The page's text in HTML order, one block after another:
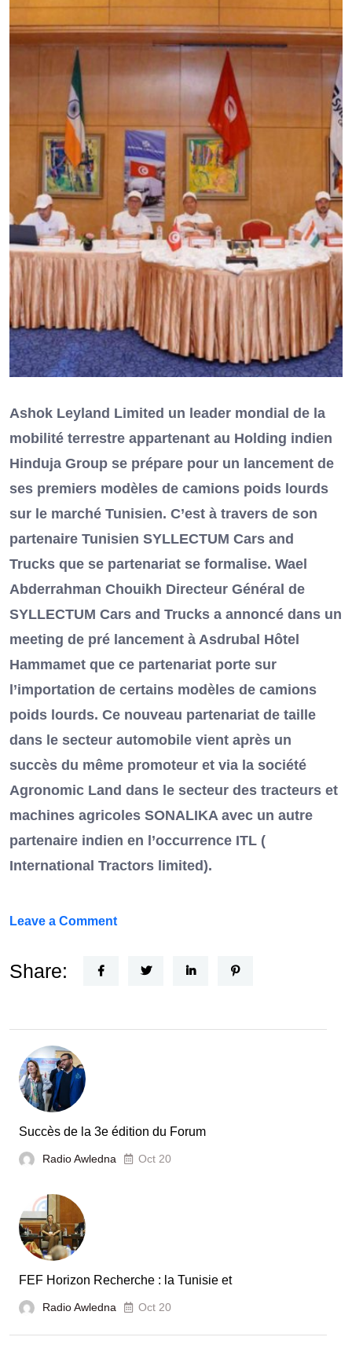
Ashok Leyland Limited un leader mondial de la
mobilité terrestre appartenant au Holding indien
Hinduja Group se prépare pour un lancement de
ses premiers modèles de camions poids lourds
sur le marché Tunisien. C’est à travers de son
partenaire Tunisien SYLLECTUM Cars and
Trucks que se partenariat se formalise. Wael
Abderrahman Chouikh Directeur Général de
SYLLECTUM Cars and Trucks a annoncé dans un
meeting de pré lancement à Asdrubal Hôtel
Hammamet que ce partenariat porte sur
l’importation de certains modèles de camions
poids lourds. Ce nouveau partenariat de taille
dans le secteur automobile vient après un
succès du même promoteur et via la société
Agronomic Land dans le secteur des tracteurs et
machines agricoles SONALIKA avec un autre
partenaire indien en l’occurrence ITL (
International Tractors limited).
Leave a Commenton
Nouvel
le
Tunisie
Share:
Succès de la 3e édition du Forum
Radio Awledna Oct 20
FEF Horizon Recherche : la Tunisie et
Radio Awledna Oct 20